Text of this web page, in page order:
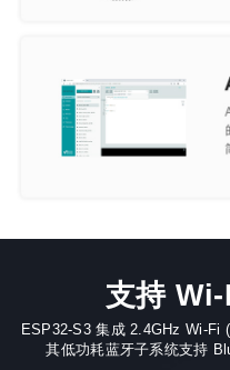
支持
ESP32-S3 集成 2.4GHz Wi-Fi
其低功耗蓝牙子系统支持